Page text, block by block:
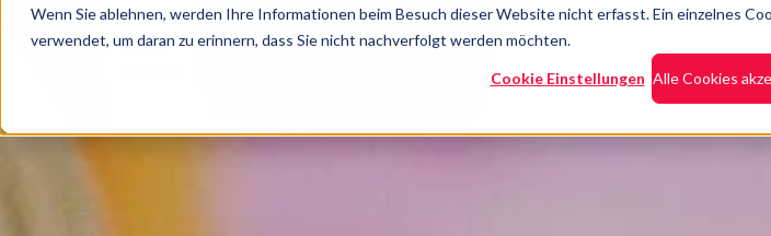
Wenn Sie ablehnen, werden Ihre Informationen beim Besuch dieser Website nicht erfasst. Ein einzelnes
verwendet, um daran zu erinnern, dass Sie nicht nachverfolgt werden möchten.
Cookie Einstellungen Alle Cookies
Lösungen